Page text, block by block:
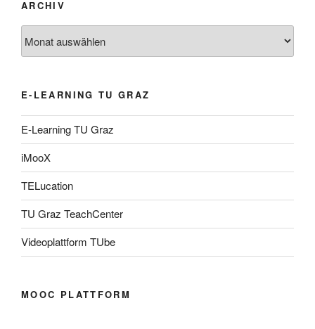
ARCHIV
E-LEARNING TU GRAZ
E-Learning TU Graz
iMooX
TELucation
TU Graz TeachCenter
Videoplattform TUbe
MOOC PLATTFORM